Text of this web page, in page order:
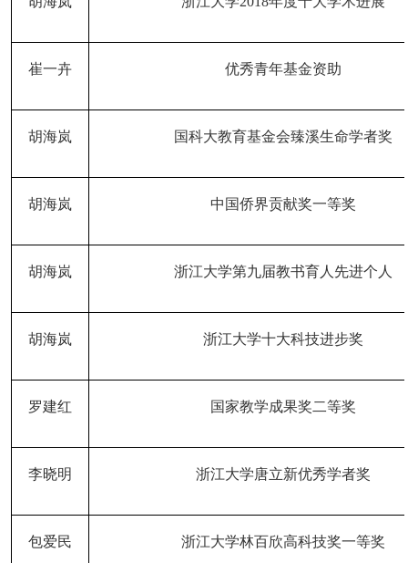
崔一卉 优秀青年基金资助
胡海岚 国科大教育基金会臻溪生命学者奖
胡海岚 中国侨界贡献奖一等奖
胡海岚 浙江大学第九届教书育人先进个人
胡海岚 浙江大学十大科技进步奖
罗建红 国家教学成果奖二等奖
李晓明 浙江大学唐立新优秀学者奖
包爱民 浙江大学林百欣高科技奖一等奖